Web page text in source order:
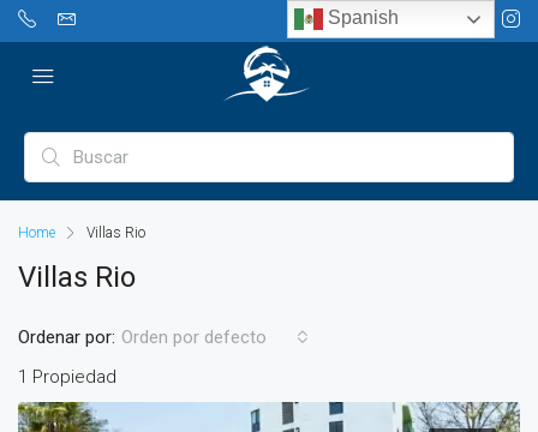
Home Villas Rio
Villas Rio
1 Propiedad
Ordenar por: Orden por defecto
Spanish